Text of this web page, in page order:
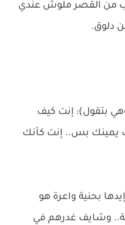
من القصر ملوش عندي
دلوق.
بتقول): إنت كيف
يمينك بس.. إنت كأنك
بحنية واعرة هو
وشايف غدرهم في